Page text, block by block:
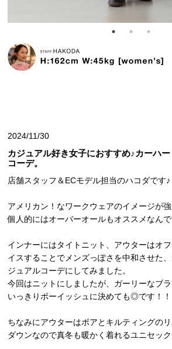
2024/11/30
カジュアル好き女子におすすめ♪カーハ
コーデ。
店舗スタッフ＆ECモデル担当のハコダです♪
アメリカン！なワークウェアのイメージが強
個人的にはオーバーオールもオススメなん
インナーにはタイトニット、アウターはオ
イスすることでメンズっぽさを中和させた
ジュアルコーデにしてみました。
今回はニットにしましたが、ガーリーなブ
いっきりボーイッシュに決めても◎です！！
ちなみにアウターはボアとキルティングのリ
ダウンなので真冬も暖かく着れるユニセック